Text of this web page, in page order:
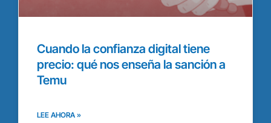
Cuando la confianza digital tiene
precio: qué nos enseña la sanción a
Temu
LEE AHORA »